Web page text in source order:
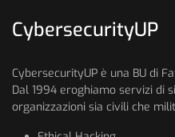
CybersecurityUP
CybersecurityUP è una BU di
Dal 1994 eroghiamo servizi di
organizzazioni sia civili che